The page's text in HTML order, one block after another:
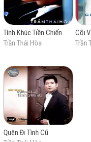
tình
Tình Khúc Tiền Chiến
Trần Thái Hòa
Cõi
Trần
Quên Đi Tình Cũ